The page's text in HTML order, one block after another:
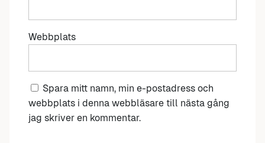
Webbplats
Spara mitt namn, min e-postadress och
webbplats i denna webbläsare till nästa gång
jag skriver en kommentar.